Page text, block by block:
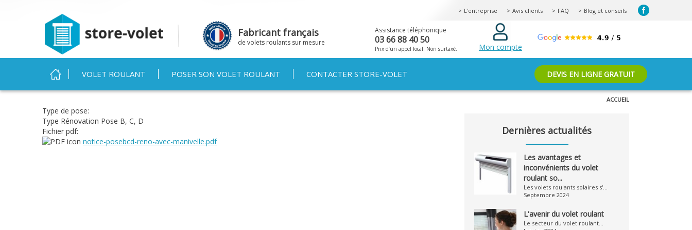
Fabricant français
de volets roulants sur mesure
L'entreprise Avis clients FAQ Blog et conseils
Assistance téléphonique
03 66 88 40 50
Prix d’un appel local. Non surtaxé. Mon compte
VOLET ROULANT
POSER SON VOLET ROULANT CONTACTER STORE-VOLET DEVIS EN LIGNE GRATUIT
Vous êtes ici ACCUEIL
Type de pose:
Type Rénovation Pose B, C, D
Fichier pdf:
notice-posebcd-reno-avec-manivelle.pdf
Dernières actualités
Les avantages et
inconvénients du volet
roulant so...
Les volets roulants solaires s'...
Septembre 2024
L'avenir du volet roulant
Le secteur du volet roulant...